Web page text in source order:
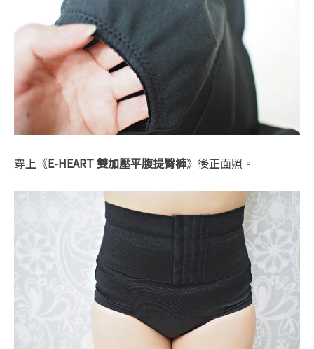
穿上《E-HEART 雙加壓平腹提臀褲》後正面照。